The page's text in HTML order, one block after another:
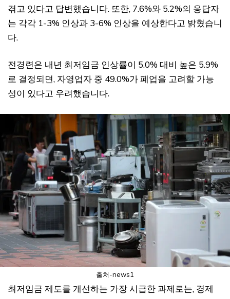
겪고 있다고 답변했습니다. 또한, 7.6%와 5.2%의 응답자
는 각각 1-3% 인상과 3-6% 인상을 예상한다고 밝혔습니
다.
전경련은 내년 최저임금 인상률이 5.0% 대비 높은 5.9%
로 결정되면, 자영업자 중 49.0%가 폐업을 고려할 가능
성이 있다고 우려했습니다.
출처-news1
최저임금 제도를 개선하는 가장 시급한 과제로는, 경제